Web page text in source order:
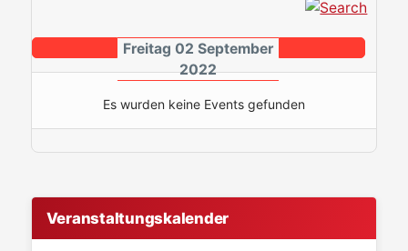
Freitag 02 September
2022
Es wurden keine Events gefunden
Veranstaltungskalender